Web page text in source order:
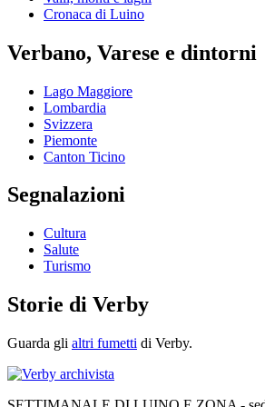
Cronaca di Luino
Verbano, Varese e dintorni
Lago Maggiore
Lombardia
Svizzera
Piemonte
Canton Ticino
Segnalazioni
Cultura
Salute
Turismo
Storie di Verby
Guarda gli altri fumetti di Verby.